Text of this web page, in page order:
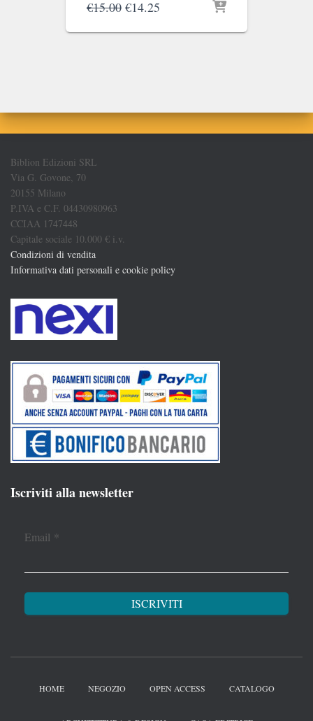
€15.00 Il
originale
€14.25
attuale
Biblion Edizioni SRL
Via G. Govone, 70
20155 Milano
P.IVA e C.F. 04430980963
CCIAA 1747448
Capitale sociale 10.000 € i.v.
Condizioni di vendita
Informativa dati personali e cookie policy
Iscriviti alla newsletter
Email *
HOME NEGOZIO OPEN ACCESS CATALOGO